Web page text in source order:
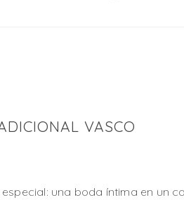
VASCO
una boda íntima en un